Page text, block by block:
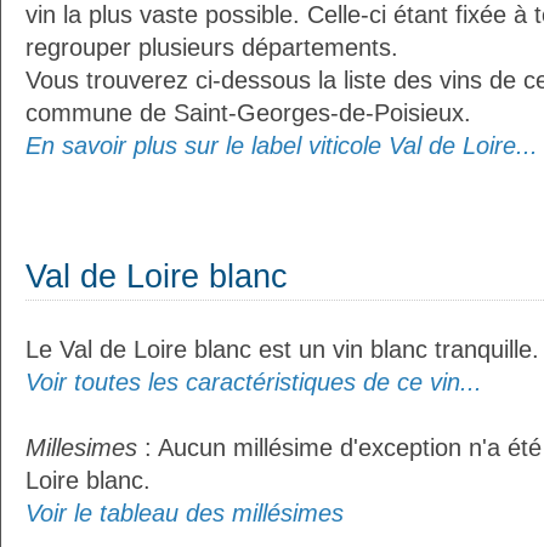
vin la plus vaste possible. Celle-ci étant fixée à
regrouper plusieurs départements.
Vous trouverez ci-dessous la liste des vins de
commune de Saint-Georges-de-Poisieux.
En savoir plus sur le label viticole Val de Loire...
Val de Loire blanc
Le Val de Loire blanc est un vin blanc tranquille.
Voir toutes les caractéristiques de ce vin...
Millesimes : Aucun millésime d'exception n'a
Loire blanc.
Voir le tableau des millésimes